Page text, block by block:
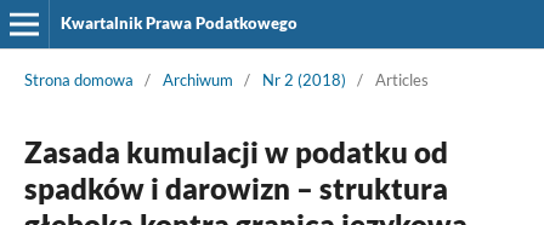
Kwartalnik Prawa Podatkowego
Strona domowa / Archiwum / Nr 2 (2018) / Articles
Zasada kumulacji w podatku od
spadków i darowizn – struktura